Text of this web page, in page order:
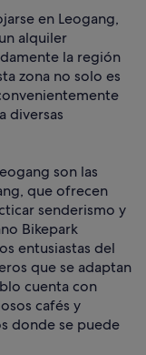
en Leogang,
alquiler
la región
zona no solo es
diversas
son las
que ofrecen
senderismo y
Bikepark
entusiastas del
que se adaptan
cuenta con
cafés y
donde se puede